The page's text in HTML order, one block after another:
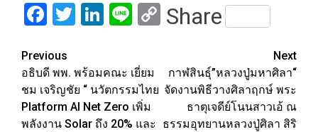
Facebook
Twitter
LinkedIn
LineCopy
Share
Post
navigation
Previous
อธิบดี พพ. พร้อมคณะ เยี่ยม
ชม เจริญชัย “ นวัตกรรมไทย
Platform AI Net Zero เพิ่ม
พลังงาน Solar ถึง 20% และ
Next
กาฬสินธุ์”หลวงปู่มหาศิลา“
จัดงานพิธีวางศิลาฤกษ์ พระ
ธาตุเจดีย์โนนสาวเอ้ ณ
ธรรมอุทยานหลวงปู่ศิลา สิริ